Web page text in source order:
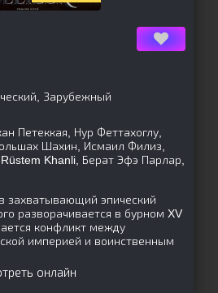
Зарубежный
Петеккая, Нур Феттахоглу,
Шахин, Исмаил Филиз,
Khanli, Берат Эфэ Парлар,
захватывающий эпический
разворачивается в бурном XV
конфликт между
империей и воинственным
онлайн